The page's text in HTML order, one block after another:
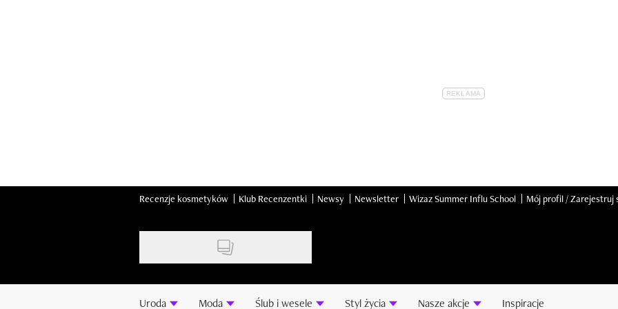
Recenzje kosmetyków Klub Recenzentki Newsy Newsletter Wizaz Summer Influ School Mój profil / Zarejestruj
Uroda Moda Ślub i wesele Styl życia Nasze akcje Inspiracje